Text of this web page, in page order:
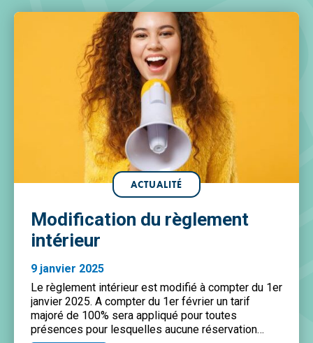
ACTUALITÉ
Modification du règlement
intérieur
9 janvier 2025
Le règlement intérieur est modifié à compter du 1er
janvier 2025. A compter du 1er février un tarif
majoré de 100% sera appliqué pour toutes
présences pour lesquelles aucune réservation